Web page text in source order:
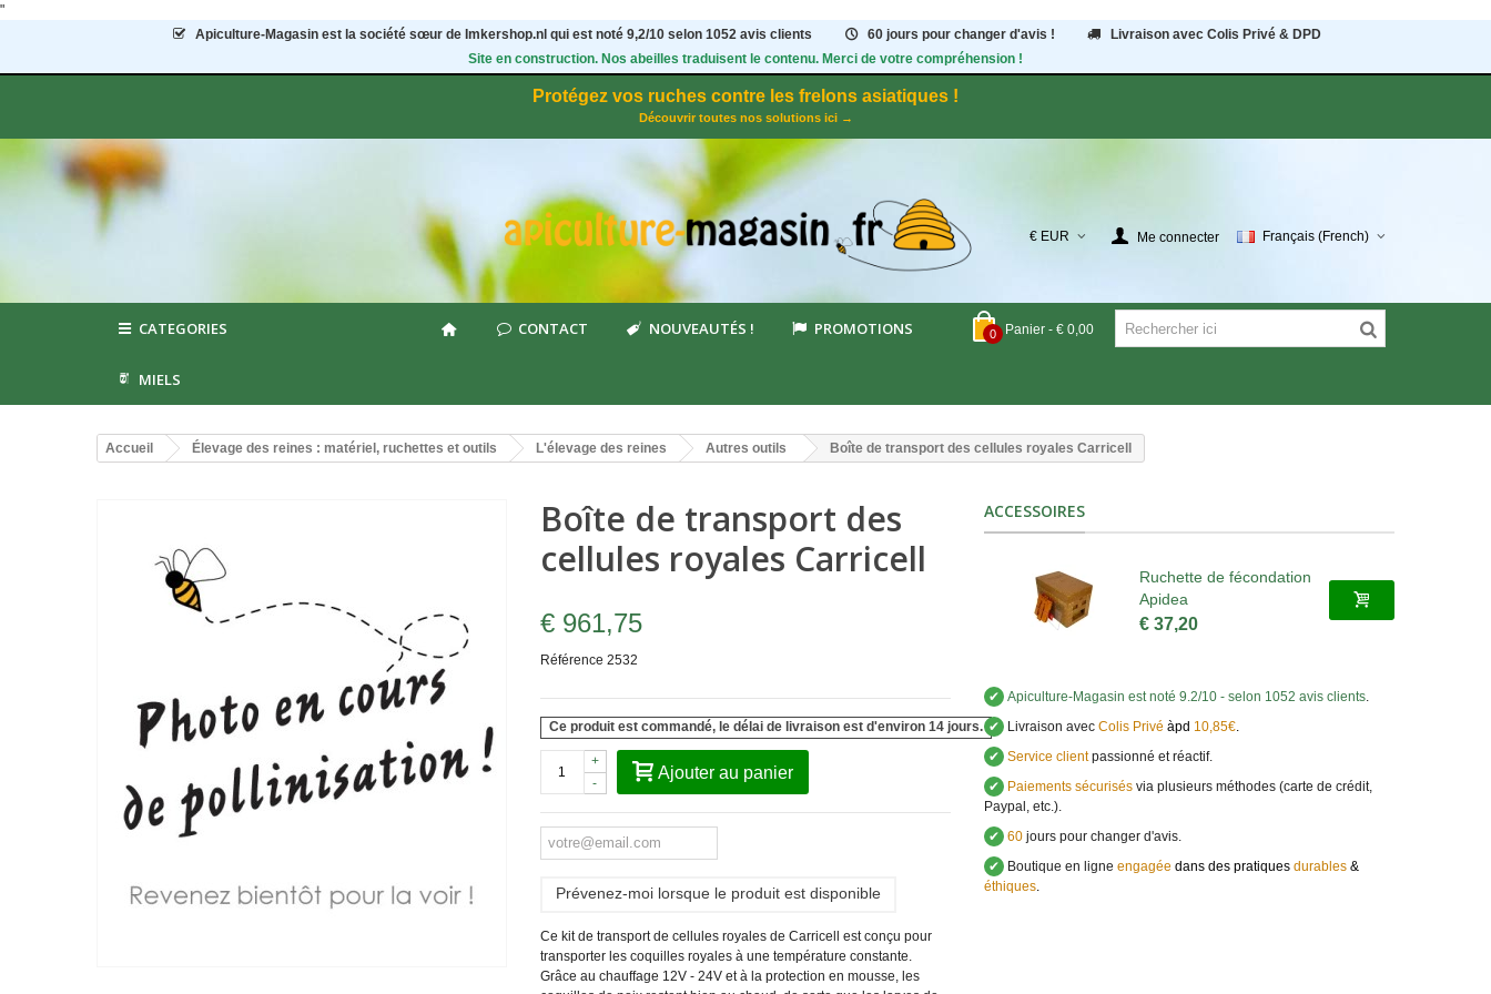
"
Apiculture-Magasin est la société sœur de Imkershop.nl qui est noté 9,2/10 selon 1052avis clients 60 jours pour changer d'avis !
Livraison avec Colis Privé & DPD
Site en construction. Nos abeilles traduisent le contenu. Merci de votre compréhension !
Protégez vos ruches contre les frelons asiatiques !
Découvrir toutes nos solutions ici →
€ EUR Me connecter Français (French)
0 Panier - € 0,00
CATEGORIES CONTACT NOUVEAUTÉS ! PROMOTIONS
MIELS
Accueil Élevage des reines : matériel, ruchettes et outils L'élevage des reines Autres outils Boîte de transport des cellules royales Carricell
Boîte de transport des
cellules royales Carricell
€ 961,75
Référence 2532
Ce produit est commandé, le délai de livraison est d'environ 14 jours.
-
+
Ajouter au panier
Prévenez-moi lorsque le produit est disponible
Ce kit de transport de cellules royales de Carricell est conçu pour
transporter les coquilles royales à une température constante.
Grâce au chauffage 12V - 24V et à la protection en mousse, les
ACCESSOIRES
Ruchette de fécondation
Apidea
€ 37,20
✔ Apiculture-Magasin est noté 9.2/10 - selon 1052 avis clients.
✔ Livraison avecColis Privé àpd 10,85€.
✔ Service clientpassionné et réactif.
✔ Paiements sécurisésvia plusieurs méthodes (carte de crédit,
Paypal, etc.).
✔ 60jours pour changer d'avis.
✔ Boutique en ligne engagée dans des pratiques durables&
éthiques.